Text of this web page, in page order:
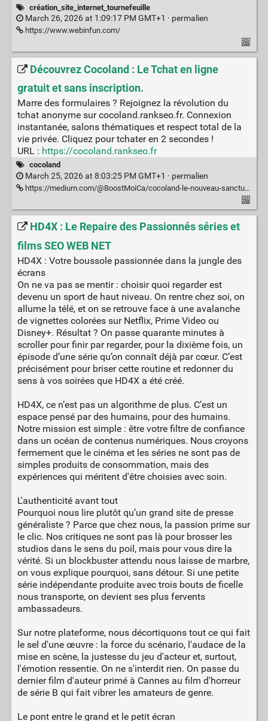
création_site_internet_tournefeuille
March 26, 2026 at 1:09:17 PM GMT+1 · permalien
https://www.webinfun.com/
Découvrez Cocoland : Le Tchat en ligne
gratuit et sans inscription.
Marre des formulaires ? Rejoignez la révolution du
tchat anonyme sur cocoland.rankseo.fr. Connexion
instantanée, salons thématiques et respect total de la
vie privée. Cliquez pour tchater en 2 secondes !
URL : https://cocoland.rankseo.fr
cocoland
March 25, 2026 at 8:03:25 PM GMT+1 · permalien
https://medium.com/@BoostMoiCa/cocoland-le-nouveau-sanctuaire-du-tchat-en-ligne-sans-inscription-6fad63c3e1d0
HD4X : Le Repaire des Passionnés séries et
films SEO WEB NET
HD4X : Votre boussole passionnée dans la jungle des
écrans
On ne va pas se mentir : choisir quoi regarder est
devenu un sport de haut niveau. On rentre chez soi, on
allume la télé, et on se retrouve face à une avalanche
de vignettes colorées sur Netflix, Prime Video ou
Disney+. Résultat ? On passe quarante minutes à
scroller pour finir par regarder, pour la dixième fois, un
épisode d’une série qu’on connaît déjà par cœur. C’est
précisément pour briser cette routine et redonner du
sens à vos soirées que HD4X a été créé.
HD4X, ce n’est pas un algorithme de plus. C’est un
espace pensé par des humains, pour des humains.
Notre mission est simple : être votre filtre de confiance
dans un océan de contenus numériques. Nous croyons
fermement que le cinéma et les séries ne sont pas de
simples produits de consommation, mais des
expériences qui méritent d'être choisies avec soin.
L'authenticité avant tout
Pourquoi nous lire plutôt qu’un grand site de presse
généraliste ? Parce que chez nous, la passion prime sur
le clic. Nos critiques ne sont pas là pour brosser les
studios dans le sens du poil, mais pour vous dire la
vérité. Si un blockbuster attendu nous laisse de marbre,
on vous explique pourquoi, sans détour. Si une petite
série indépendante produite avec trois bouts de ficelle
nous transporte, on devient ses plus fervents
ambassadeurs.
Sur notre plateforme, nous décortiquons tout ce qui fait
le sel d'une œuvre : la force du scénario, l'audace de la
mise en scène, la justesse du jeu d'acteur et, surtout,
l'émotion ressentie. On ne s'interdit rien. On passe du
dernier film d'auteur primé à Cannes au film d'horreur
de série B qui fait vibrer les amateurs de genre.
Le pont entre le grand et le petit écran